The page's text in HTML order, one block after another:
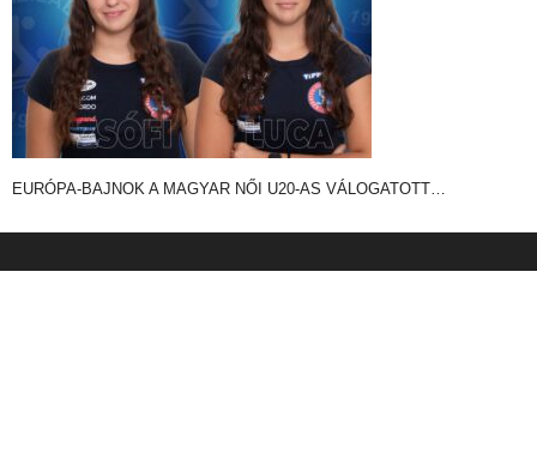
EURÓPA-BAJNOK A MAGYAR NŐI U20-AS VÁLOGATOTT…